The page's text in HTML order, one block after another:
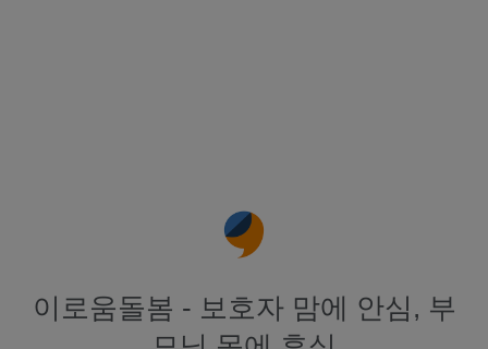
이로움돌봄 - 보호자 맘에 안심, 부